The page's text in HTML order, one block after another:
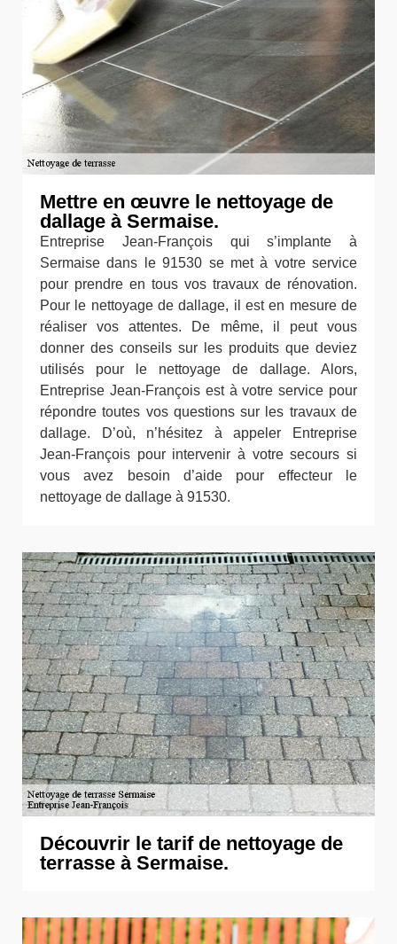
Mettre en œuvre le nettoyage de
dallage à Sermaise.
Entreprise Jean-François qui s’implante à
Sermaise dans le 91530 se met à votre service
pour prendre en tous vos travaux de rénovation.
Pour le nettoyage de dallage, il est en mesure de
réaliser vos attentes. De même, il peut vous
donner des conseils sur les produits que deviez
utilisés pour le nettoyage de dallage. Alors,
Entreprise Jean-François est à votre service pour
répondre toutes vos questions sur les travaux de
dallage. D’où, n’hésitez à appeler Entreprise
Jean-François pour intervenir à votre secours si
vous avez besoin d’aide pour effecteur le
nettoyage de dallage à 91530.
Découvrir le tarif de nettoyage de
terrasse à Sermaise.